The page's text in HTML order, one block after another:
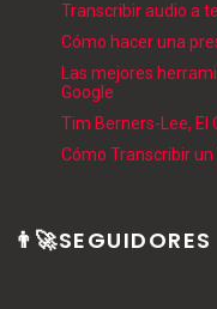
Transcribir audio a
Cómo hacer una
Las mejores
Google
Tim Berners-Lee, El
Cómo Transcribir
👨‍🚀SEGUIDORES